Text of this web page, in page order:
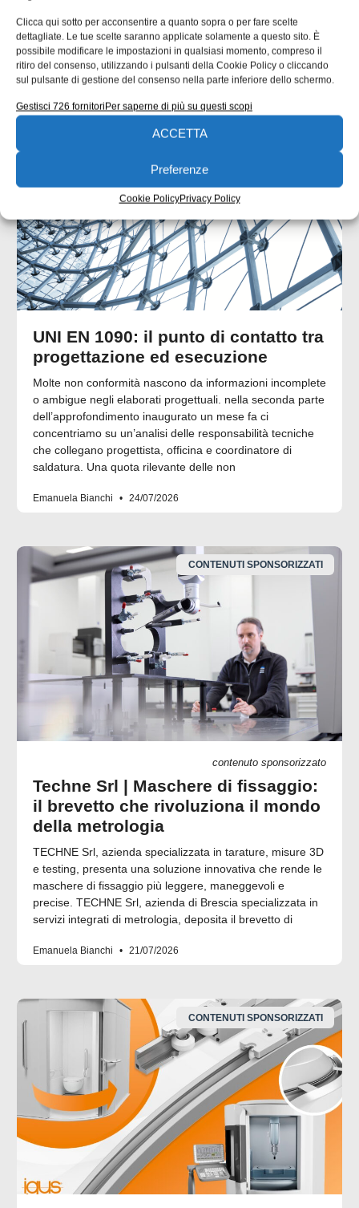
Clicca qui sotto per acconsentire a quanto sopra o per fare scelte
dettagliate. Le tue scelte saranno applicate solamente a questo sito. È
possibile modificare le impostazioni in qualsiasi momento, compreso il
ritiro del consenso, utilizzando i pulsanti della Cookie Policy o cliccando
sul pulsante di gestione del consenso nella parte inferiore dello schermo.
Gestisci 726 fornitoriPer saperne di più su questi scopi
ACCETTA
Preferenze
Cookie PolicyPrivacy Policy
ARTICOLI CORRELATI
QUADERNI DI PROGETTAZIONE
UNI EN 1090: il punto di contatto tra
progettazione ed esecuzione
Molte non conformità nascono da informazioni incomplete
o ambigue negli elaborati progettuali. nella seconda parte
dell’approfondimento inaugurato un mese fa ci
concentriamo su un’analisi delle responsabilità tecniche
che collegano progettista, officina e coordinatore di
saldatura. Una quota rilevante delle non
Emanuela Bianchi 24/07/2026
CONTENUTI SPONSORIZZATI
contenuto sponsorizzato
Techne Srl | Maschere di fissaggio:
il brevetto che rivoluziona il mondo
della metrologia
TECHNE Srl, azienda specializzata in tarature, misure 3D
e testing, presenta una soluzione innovativa che rende le
maschere di fissaggio più leggere, maneggevoli e
precise. TECHNE Srl, azienda di Brescia specializzata in
servizi integrati di metrologia, deposita il brevetto di
Emanuela Bianchi 21/07/2026
CONTENUTI SPONSORIZZATI